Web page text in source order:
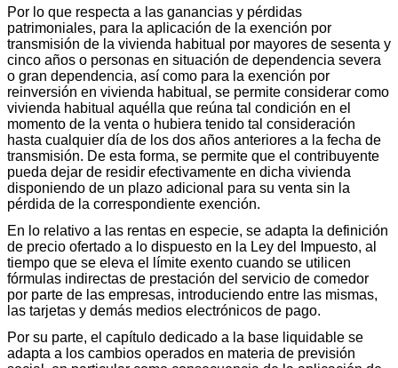
Por lo que respecta a las ganancias y pérdidas
patrimoniales, para la aplicación de la exención por
transmisión de la vivienda habitual por mayores de sesenta y
cinco años o personas en situación de dependencia severa
o gran dependencia, así como para la exención por
reinversión en vivienda habitual, se permite considerar como
vivienda habitual aquélla que reúna tal condición en el
momento de la venta o hubiera tenido tal consideración
hasta cualquier día de los dos años anteriores a la fecha de
transmisión. De esta forma, se permite que el contribuyente
pueda dejar de residir efectivamente en dicha vivienda
disponiendo de un plazo adicional para su venta sin la
pérdida de la correspondiente exención.
En lo relativo a las rentas en especie, se adapta la definición
de precio ofertado a lo dispuesto en la Ley del Impuesto, al
tiempo que se eleva el límite exento cuando se utilicen
fórmulas indirectas de prestación del servicio de comedor
por parte de las empresas, introduciendo entre las mismas,
las tarjetas y demás medios electrónicos de pago.
Por su parte, el capítulo dedicado a la base liquidable se
adapta a los cambios operados en materia de previsión